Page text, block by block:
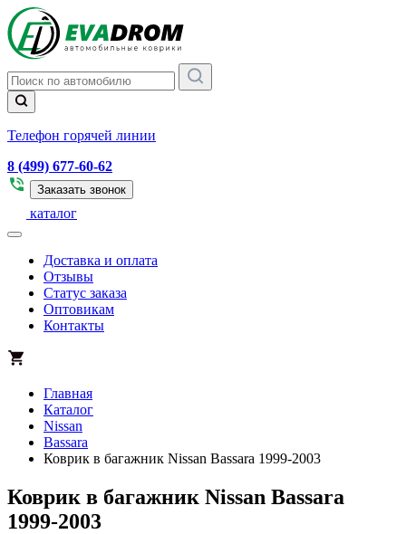
Телефон горячей линии
8 (499) 677-60-62
Заказать звонок
каталог
Доставка и оплата
Отзывы
Статус заказа
Оптовикам
Контакты
Главная
Каталог
Nissan
Bassara
Коврик в багажник Nissan Bassara 1999-2003
Коврик в багажник Nissan Bassara
1999-2003